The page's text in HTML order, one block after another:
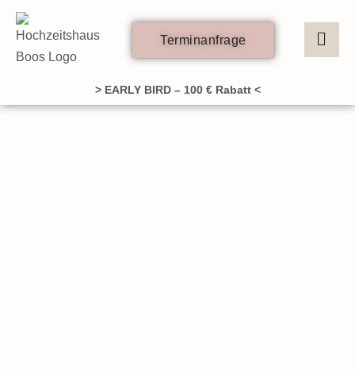
Zum
Inhalt
springen
Terminanfrage
> EARLY BIRD – 100 € Rabatt <